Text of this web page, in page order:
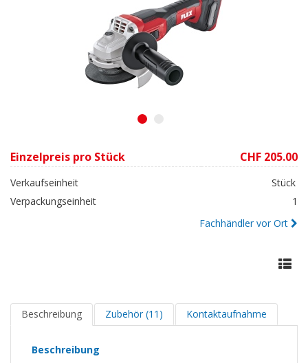
1
Einzelpreis pro Stück CHF 205.00
Verkaufseinheit
Stück
Verpackungseinheit
1
Fachhändler vor Ort
Beschreibung Zubehör (11) Kontaktaufnahme
Beschreibung